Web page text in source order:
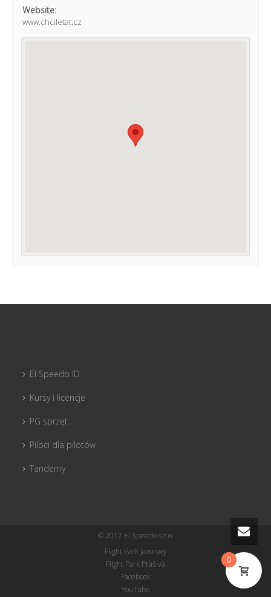
Website:
www.chciletat.cz
El Speedo ID
Kursy i licencje
PG sprzęt
Piloci dla pilotów
Tandemy
© 2017 El Speedo s.r.o.
Flight Park Javorový
Flight Park Prašivá
Facebook
YouTube
0